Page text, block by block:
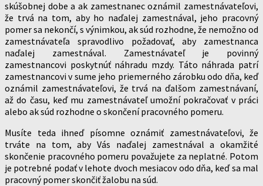
skúšobnej dobe a ak zamestnanec oznámil zamestnávateľovi,
že trvá na tom, aby ho naďalej zamestnával, jeho pracovný
pomer sa nekončí, s výnimkou, ak súd rozhodne, že nemožno od
zamestnávateľa spravodlivo požadovať, aby zamestnanca
naďalej zamestnával. Zamestnávateľ je povinný
zamestnancovi poskytnúť náhradu mzdy. Táto náhrada patrí
zamestnancovi v sume jeho priemerného zárobku odo dňa, keď
oznámil zamestnávateľovi, že trvá na ďalšom zamestnávaní,
až do času, keď mu zamestnávateľ umožní pokračovať v práci
alebo ak súd rozhodne o skončení pracovného pomeru.
Musíte teda ihneď písomne oznámiť zamestnávateľovi, že
trváte na tom, aby Vás naďalej zamestnával a okamžité
skončenie pracovného pomeru považujete za neplatné. Potom
je potrebné podať v lehote dvoch mesiacov odo dňa, keď sa mal
pracovný pomer skončiť žalobu na súd.